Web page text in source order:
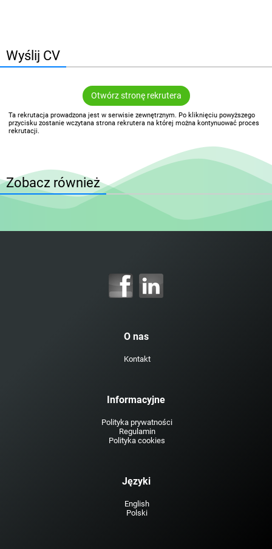
Wyślij CV
Otwórz stronę rekrutera
Ta rekrutacja prowadzona jest w serwisie zewnętrznym. Po kliknięciu powyższego
przycisku zostanie wczytana strona rekrutera na której można kontynuować proces
rekrutacji.
Zobacz również
O nas
Kontakt
Informacyjne
Polityka prywatności
Regulamin
Polityka cookies
Języki
English
Polski